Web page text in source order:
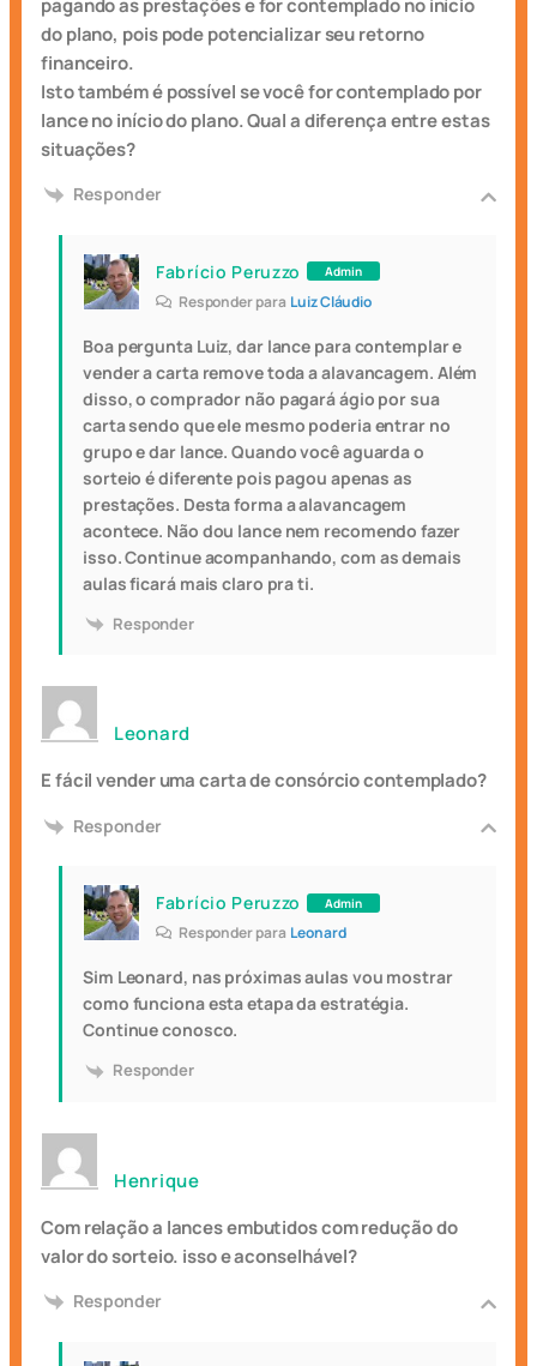
pagando as prestações e for contemplado no início
do plano, pois pode potencializar seu retorno
financeiro.
Isto também é possível se você for contemplado por
lance no início do plano. Qual a diferença entre estas
situações?
Responder
Fabrício Peruzzo Admin
Responder para Luiz Cláudio
Boa pergunta Luiz, dar lance para contemplar e
vender a carta remove toda a alavancagem. Além
disso, o comprador não pagará ágio por sua
carta sendo que ele mesmo poderia entrar no
grupo e dar lance. Quando você aguarda o
sorteio é diferente pois pagou apenas as
prestações. Desta forma a alavancagem
acontece. Não dou lance nem recomendo fazer
isso. Continue acompanhando, com as demais
aulas ficará mais claro pra ti.
Responder
Leonard
E fácil vender uma carta de consórcio contemplado?
Responder
Fabrício Peruzzo Admin
Responder para Leonard
Sim Leonard, nas próximas aulas vou mostrar
como funciona esta etapa da estratégia.
Continue conosco.
Responder
Henrique
Com relação a lances embutidos com redução do
valor do sorteio. isso e aconselhável?
Responder